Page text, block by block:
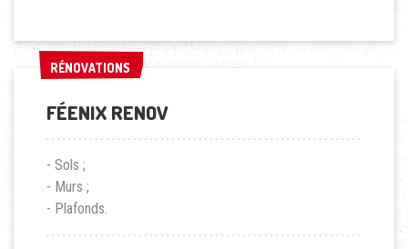
RÉNOVATIONS
RÉNOVATIONS
FÉENIX RENOV
- Sols ;
- Murs ;
- Plafonds.